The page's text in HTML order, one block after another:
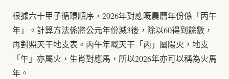
根據六十甲子循環順序，2026年對應嘅農曆年份係「丙午
年」。計算方法係將公元年份減3後，除以60得到餘數，
再對照天干地支表。丙午年嘅天干「丙」屬陽火，地支
「午」亦屬火，生肖對應馬，所以2026年亦可以稱為火馬
年。